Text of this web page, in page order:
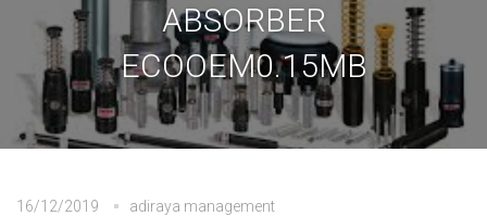
ABSORBER
ECOOEM0.15MB
16/12/2019
adiraya management